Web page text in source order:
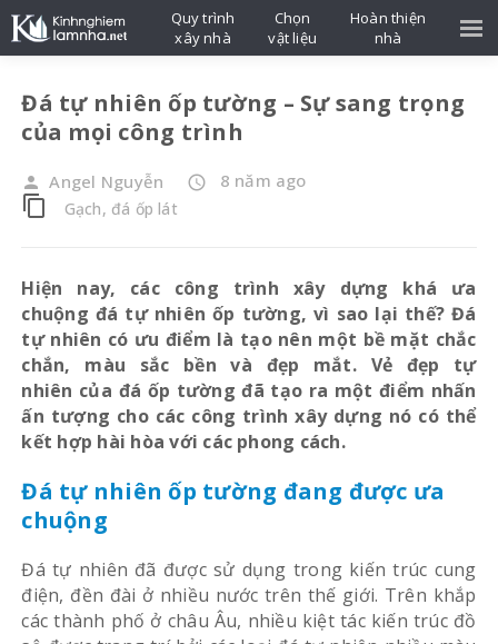
Đá tự nhiên ốp tường – Sự sang trọng
của mọi công trình
person Angel Nguyễn access_time 8 năm ago
content_copy Gạch, đá ốp lát
Hiện nay, các công trình xây dựng khá ưa
chuộng đá tự nhiên ốp tường, vì sao lại thế? Đá
tự nhiên có ưu điểm là tạo nên một bề mặt chắc
chắn, màu sắc bền và đẹp mắt. Vẻ đẹp tự
nhiên của đá ốp tường đã tạo ra một điểm nhấn
ấn tượng cho các công trình xây dựng nó có thể
kết hợp hài hòa với các phong cách.
Đá tự nhiên ốp tường đang được ưa
chuộng
Đá tự nhiên đã được sử dụng trong kiến trúc cung
điện, đền đài ở nhiều nước trên thế giới. Trên khắp
các thành phố ở châu Âu, nhiều kiệt tác kiến trúc đồ
Quy trình
xây nhà
Chọn
vật liệu
Hoàn thiện
nhà